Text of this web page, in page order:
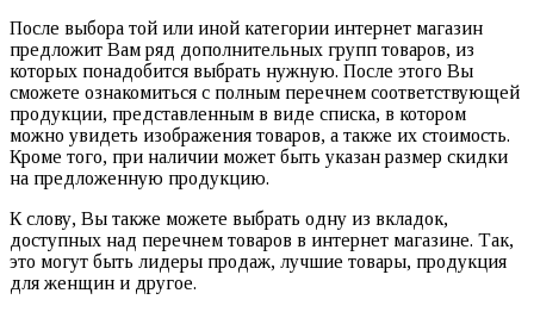
После выбора той или иной категории интернет магазин
предложит Вам ряд дополнительных групп товаров, из
которых понадобится выбрать нужную. После этого Вы
сможете ознакомиться с полным перечнем соответствующей
продукции, представленным в виде списка, в котором
можно увидеть изображения товаров, а также их стоимость.
Кроме того, при наличии может быть указан размер скидки
на предложенную продукцию.
К слову, Вы также можете выбрать одну из вкладок,
доступных над перечнем товаров в интернет магазине. Так,
это могут быть лидеры продаж, лучшие товары, продукция
для женщин и другое.